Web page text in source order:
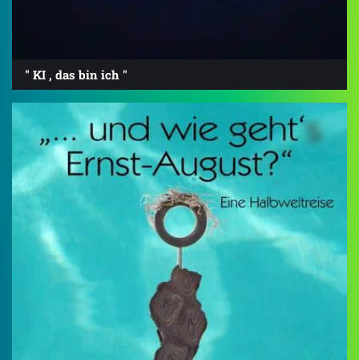
" KI , das bin ich "